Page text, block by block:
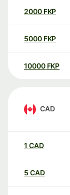
2000 FKP
5000 FKP
10000 FKP
CAD
1 CAD
5 CAD